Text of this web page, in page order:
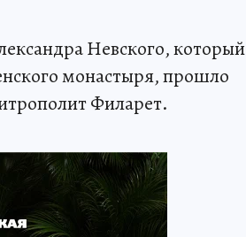
Невского, который
монастыря, прошло
Филарет.